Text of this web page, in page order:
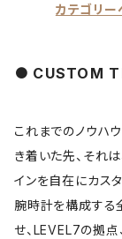
カテゴリー
CUSTOM
これまでのノウハ
き着いた先、それ
インを自在にカス
腕時計を構成する
せ、LEVEL7の拠